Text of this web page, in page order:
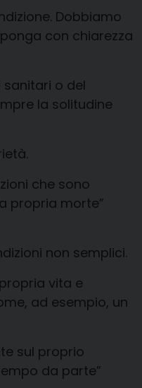
Dobbiamo
con chiarezza
o del
la solitudine
che sono
propria morte”
non semplici.
vita e
ad esempio, un
sul proprio
da parte”